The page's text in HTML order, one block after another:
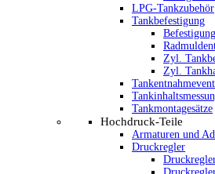
LPG-Tankzubehör
Tankbefestigung
Zyl.
Zyl.
Tankmontagesätze
Hochdruck-Teile
Armaturen und
Druckregler